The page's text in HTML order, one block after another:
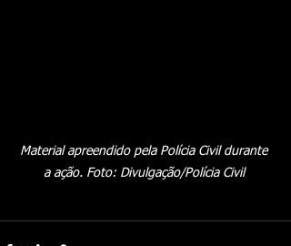
Material apreendido pela Polícia Civil durante
a ação. Foto: Divulgação/Polícia Civil